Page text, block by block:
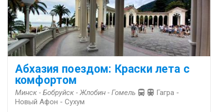
Абхазия поездом: Краски лета с
комфортом
Минск - Бобруйск - Жлобин - Гомель
Гагра -
Новый Афон - Сухум